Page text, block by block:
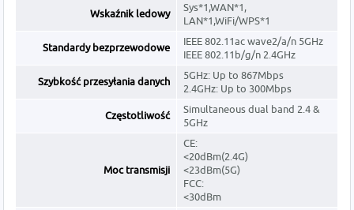
Wskaźnik ledowy
Sys*1,WAN*1,
LAN*1,WiFi/WPS*1
Standardy bezprzewodowe
IEEE 802.11ac wave2/a/n 5GHz
IEEE 802.11b/g/n 2.4GHz
Szybkość przesyłania danych
5GHz: Up to 867Mbps
2.4GHz: Up to 300Mbps
Częstotliwość
Simultaneous dual band 2.4 &
5GHz
Moc transmisji
CE:
<20dBm(2.4G)
<23dBm(5G)
FCC:
<30dBm